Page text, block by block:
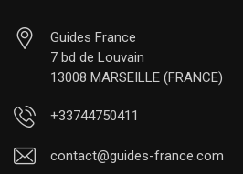
Guides France
7 bd de Louvain
13008 MARSEILLE (FRANCE)
+33744750411
contact@guides-france.com